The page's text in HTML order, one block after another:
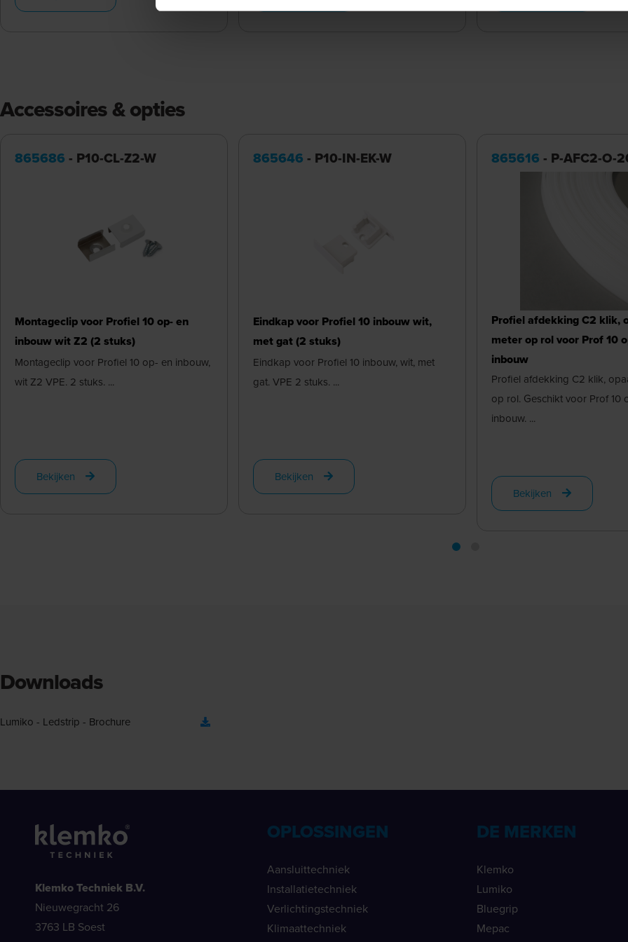
Accessoires & opties
865686 - P10-CL-Z2-W
Montageclip voor Profiel 10 op- en
inbouw wit Z2 (2 stuks)
Montageclip voor Profiel 10 op- en inbouw,
wit Z2 VPE. 2 stuks. ...
Bekijken
865646 - P10-IN-EK-W
Eindkap voor Profiel 10 inbouw wit,
met gat (2 stuks)
Eindkap voor Profiel 10 inbouw, wit, met
gat. VPE 2 stuks. ...
Bekijken
865616 - P-AFC2-O-
Profiel afdekking C2 klik,
meter op rol voor Prof 10
inbouw
Profiel afdekking C2 klik,
op rol. Geschikt voor Prof 10
inbouw. ...
Bekijken
Downloads
Lumiko - Ledstrip - Brochure
Klemko Techniek B.V.
Nieuwegracht 26
3763 LB Soest
OPLOSSINGEN
Aansluittechniek
Installatietechniek
Verlichtingstechniek
Klimaattechniek
DE MERKEN
Klemko
Lumiko
Bluegrip
Mepac